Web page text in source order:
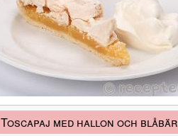
Toscapaj med hallon och blåbär